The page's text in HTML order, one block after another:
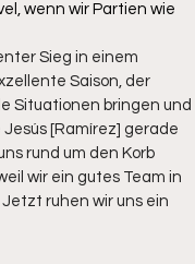
wenn wir Partien wie
Sieg in einem
Saison, der
Situationen bringen und
Jesús [Ramírez] gerade
rund um den Korb
wir ein gutes Team in
ruhen wir uns ein